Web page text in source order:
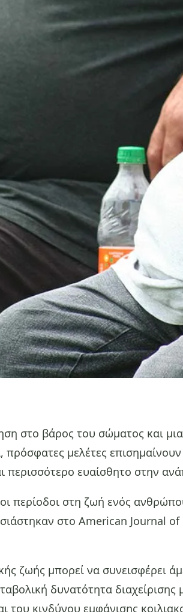
στο βάρος του σώματος και
μελέτες
περισσότερο ευαίσθητο στην
περίοδοι στη ζωή ενός
στο American Journal
ζωής μπορεί να συνεισφέρει
δυνατότητα
του κινδύνου εμφάνισης